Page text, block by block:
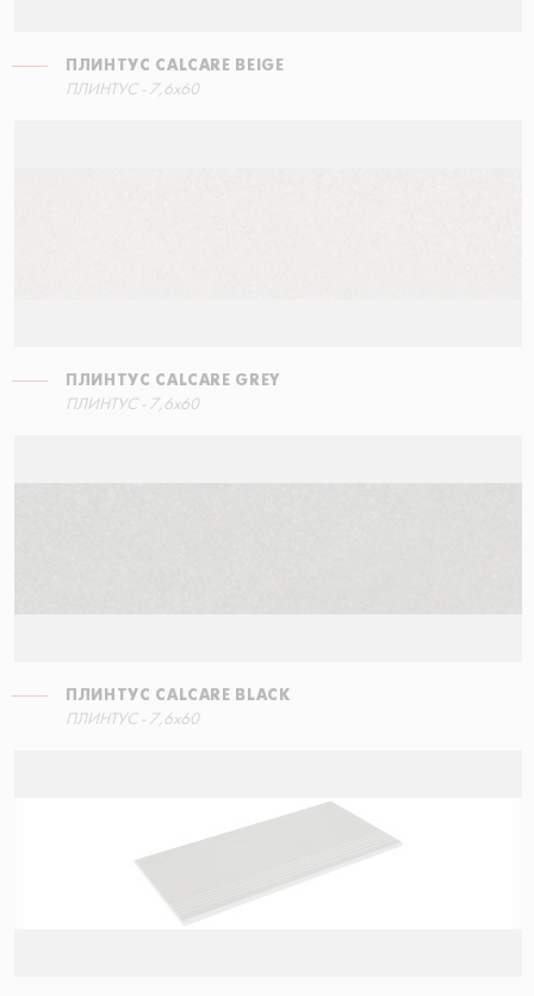
ПЛИНТУС CALCARE BEIGE
ПЛИНТУС - 7,6x60
ПЛИНТУС CALCARE GREY
ПЛИНТУС - 7,6x60
ПЛИНТУС CALCARE BLACK
ПЛИНТУС - 7,6x60